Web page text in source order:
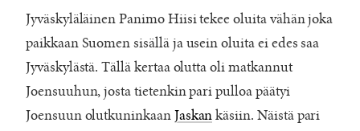
Jyväskyläläinen Panimo Hiisi tekee oluita vähän joka
paikkaan Suomen sisällä ja usein oluita ei edes saa
Jyväskylästä. Tällä kertaa olutta oli matkannut
Joensuuhun, josta tietenkin pari pulloa päätyi
Joensuun olutkuninkaan Jaskan käsiin. Näistä pari